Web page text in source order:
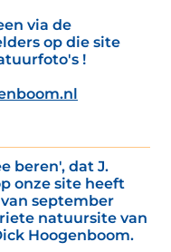
via de
op die site
!
beren', dat J.
onze site heeft
september
natuursite van
Hoogenboom.